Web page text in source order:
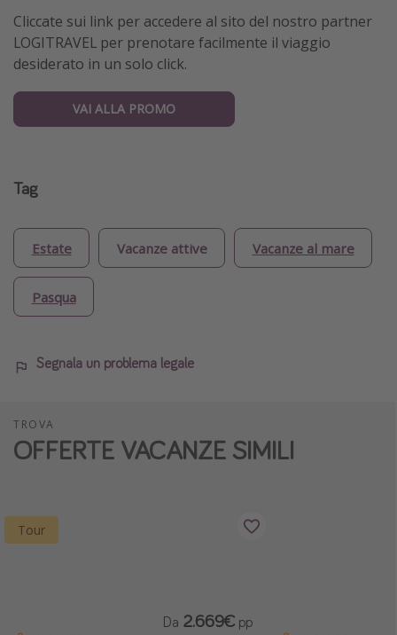
Cliccate sui link per accedere al sito del nostro partner
LOGITRAVEL per prenotare facilmente il viaggio
desiderato in un solo click.
VAI ALLA PROMO
Tag
Estate Vacanze attive Vacanze al mare
Pasqua
Segnala un problema legale
TROVA
OFFERTE VACANZE SIMILI
Tour
Da 2.669€ pp